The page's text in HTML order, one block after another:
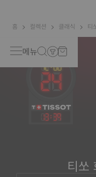
홈 컬렉션 클래식 티
메뉴
13: 39
티쏘